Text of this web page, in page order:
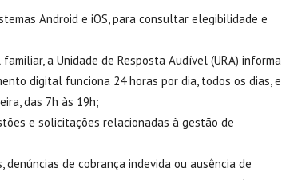
Android e iOS, para consultar elegibilidade e
a Unidade de Resposta Audível (URA) informa
digital funciona 24 horas por dia, todos os dias, e
das 7h às 19h;
e solicitações relacionadas à gestão de
de cobrança indevida ou ausência de